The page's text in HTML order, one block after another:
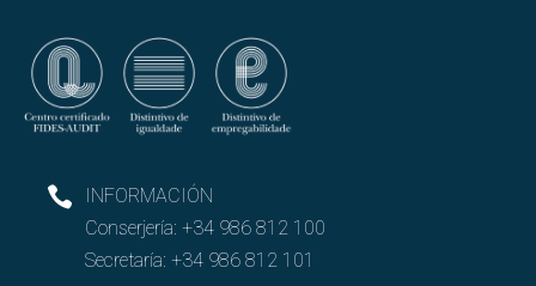
INFORMACIÓN
Conserjería: +34 986 812 100
Secretaría: +34 986 812 101